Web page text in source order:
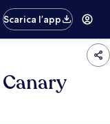
Scarica l’app